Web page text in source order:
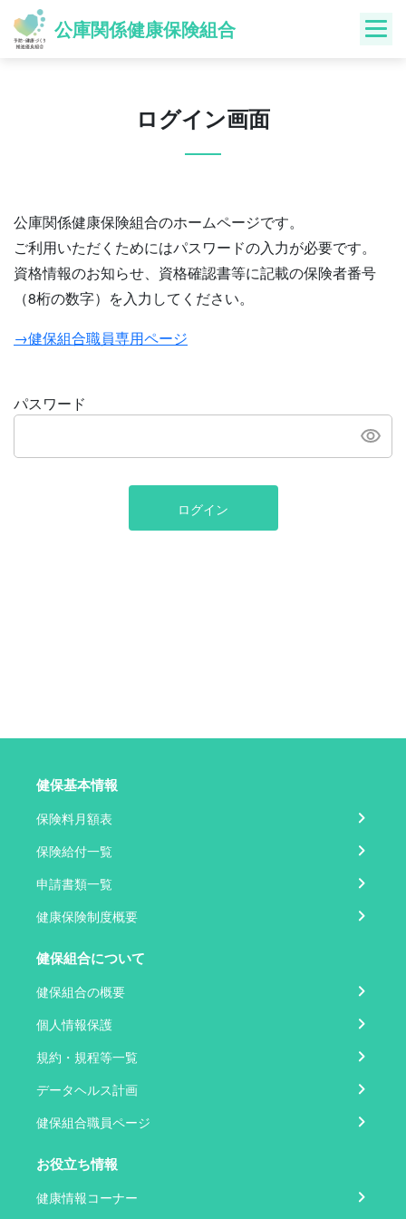
Skip
content
公庫関係健康保険組合
ログイン画面
公庫関係健康保険組合のホームページです。
ご利用いただくためにはパスワードの入力が必要です。
資格情報のお知らせ、資格確認書等に記載の保険者番号
（8桁の数字）を入力してください。
→健保組合職員専用ページ
パスワード
ログイン
健保基本情報
保険料月額表
保険給付一覧
申請書類一覧
健康保険制度概要
健保組合について
健保組合の概要
個人情報保護
規約・規程等一覧
データヘルス計画
健保組合職員ページ
お役立ち情報
健康情報コーナー